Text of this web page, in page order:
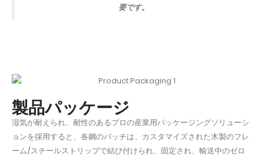
要です。
製品パッケージ
湿気が耐えられ、耐性のあるプロの産業用パッケージングソリューシ
ョンを採用すると、各鋼のバッチは、カスタマイズされた木製のフレ
ーム/スチールストリップで結び付けられ、固定され、輸送中のゼロ